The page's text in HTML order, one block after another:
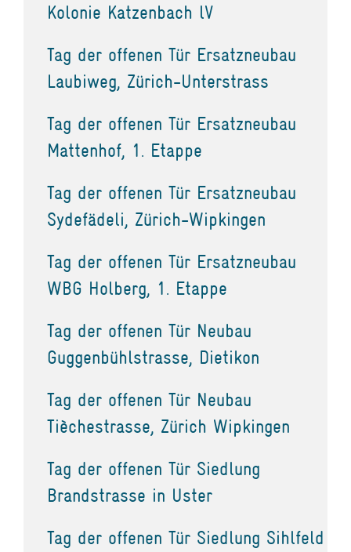
Kolonie Katzenbach lV
Tag der offenen Tür Ersatzneubau
Laubiweg, Zürich-Unterstrass
Tag der offenen Tür Ersatzneubau
Mattenhof, 1. Etappe
Tag der offenen Tür Ersatzneubau
Sydefädeli, Zürich-Wipkingen
Tag der offenen Tür Ersatzneubau
WBG Holberg, 1. Etappe
Tag der offenen Tür Neubau
Guggenbühlstrasse, Dietikon
Tag der offenen Tür Neubau
Tièchestrasse, Zürich Wipkingen
Tag der offenen Tür Siedlung
Brandstrasse in Uster
Tag der offenen Tür Siedlung Sihlfeld